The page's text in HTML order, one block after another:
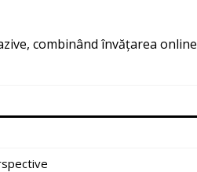
combinând învățarea online